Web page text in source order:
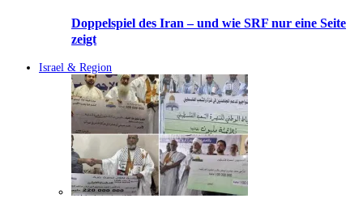
Doppelspiel des Iran – und wie SRF nur eine Seite
zeigt
Israel & Region